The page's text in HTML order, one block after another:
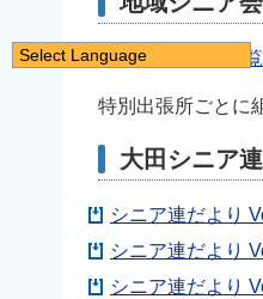
地域シニア会一
特別出張所ごとに
大田シニア
シニア連だより
シニア連だより
シニア連だより
Select Language